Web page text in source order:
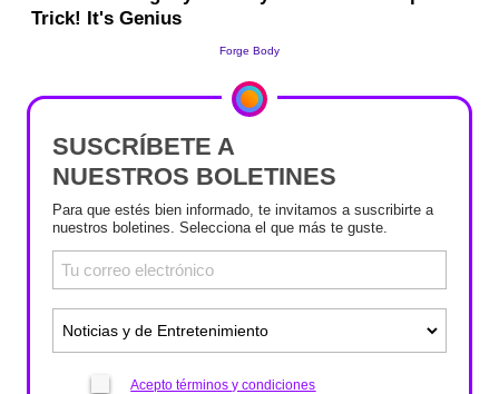
SUSCRÍBETE A
NUESTROS BOLETINES
Para que estés bien informado, te invitamos a suscribirte a
nuestros boletines. Selecciona el que más te guste.
Acepto términos y condiciones